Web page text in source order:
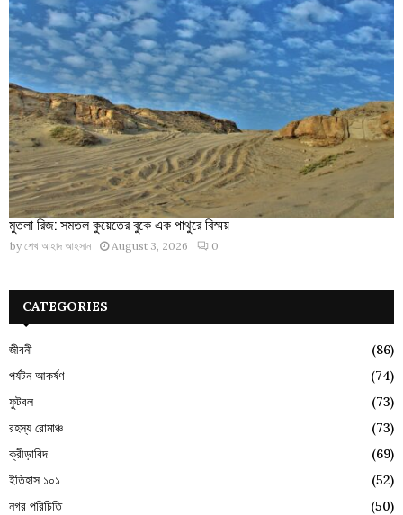
মুতলা রিজ: সমতল কুয়েতের বুকে এক পাথুরে বিস্ময়
by শেখ আহাদ আহসান August 3, 2026 0
CATEGORIES
জীবনী
(86)
পর্যটন আকর্ষণ
(74)
ফুটবল
(73)
রহস্য রোমাঞ্চ
(73)
ক্রীড়াবিদ
(69)
ইতিহাস ১০১
(52)
নগর পরিচিতি
(50)